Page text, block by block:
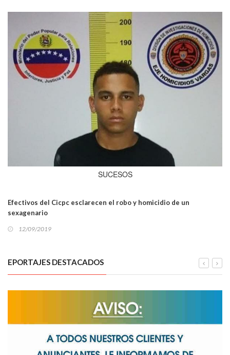
SUCESOS
Efectivos del Cicpc esclarecen el robo y homicidio de un
sexagenario
12/09/2019
EPORTAJES DESTACADOS